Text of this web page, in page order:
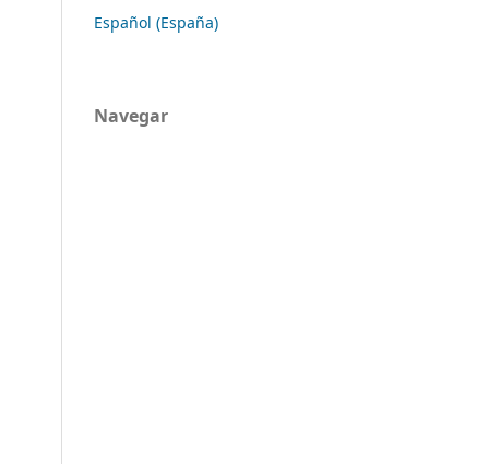
Español (España)
Navegar